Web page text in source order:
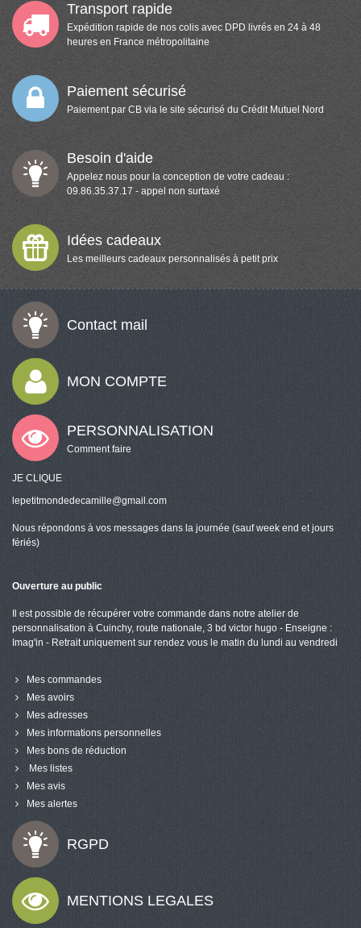
Transport rapide
Expédition rapide de nos colis avec DPD livrés en 24 à 48
heures en France métropolitaine
Paiement sécurisé
Paiement par CB via le site sécurisé du Crédit Mutuel Nord
Besoin d'aide
Appelez nous pour la conception de votre cadeau :
09.86.35.37.17 - appel non surtaxé
Idées cadeaux
Les meilleurs cadeaux personnalisés à petit prix
Contact mail
MON COMPTE
PERSONNALISATION
Comment faire
JE CLIQUE
RGPD
MENTIONS LEGALES
lepetitmondedecamille@gmail.com
Nous répondons à vos messages dans la journée (sauf week end et jours
fériés)
Ouverture au public
Il est possible de récupérer votre commande dans notre atelier de
personnalisation à Cuinchy, route nationale, 3 bd victor hugo - Enseigne :
Imag'in - Retrait uniquement sur rendez vous le matin du lundi au vendredi
Mes commandes
Mes avoirs
Mes adresses
Mes informations personnelles
Mes bons de réduction
Mes listes
Mes avis
Mes alertes